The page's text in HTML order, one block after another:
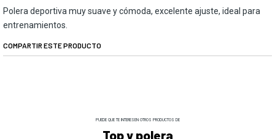
Polera deportiva muy suave y cómoda, excelente ajuste, ideal para
entrenamientos.
COMPARTIR ESTE PRODUCTO
PUEDE QUE TE INTERESEN OTROS PRODUCTOS DE
Top y polera